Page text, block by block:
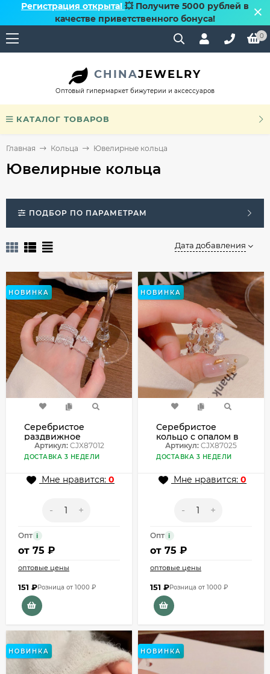
Регистрация открыта! 💥 Получите 5000 рублей в
качестве приветственного бонуса!
0
CHINAJEWELRY
Оптовый гипермаркет бижутерии и аксессуаров
КАТАЛОГ ТОВАРОВ
Главная Кольца Ювелирные кольца
Ювелирные кольца
ПОДБОР ПО ПАРАМЕТРАМ
Дата добавления
НОВИНКА
Серебристое
раздвижное
кольцо с кружевом
CJX87012
Артикул:CJX87012
ДОСТАВКА 3 НЕДЕЛИ
Мне нравится: 0
- +
Опт i
от 75 ₽
оптовые цены
151 ₽Розница от 1000 ₽
НОВИНКА
Серебристое
кольцо с опалом в
стиле кружево
CJX87025
Артикул: CJX87025
ДОСТАВКА 3 НЕДЕЛИ
Мне нравится: 0
- +
Опт i
от 75 ₽
оптовые цены
151 ₽Розница от 1000 ₽
НОВИНКА НОВИНКА